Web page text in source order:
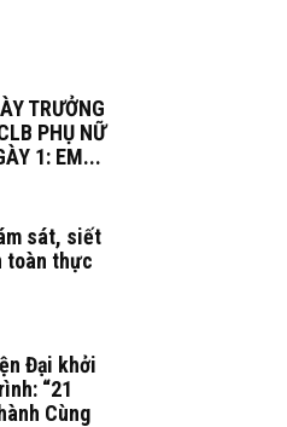
TRƯỞNG
PHỤ NỮ
1: EM...
sát, siết
toàn thực
Đại khởi
“21
Cùng